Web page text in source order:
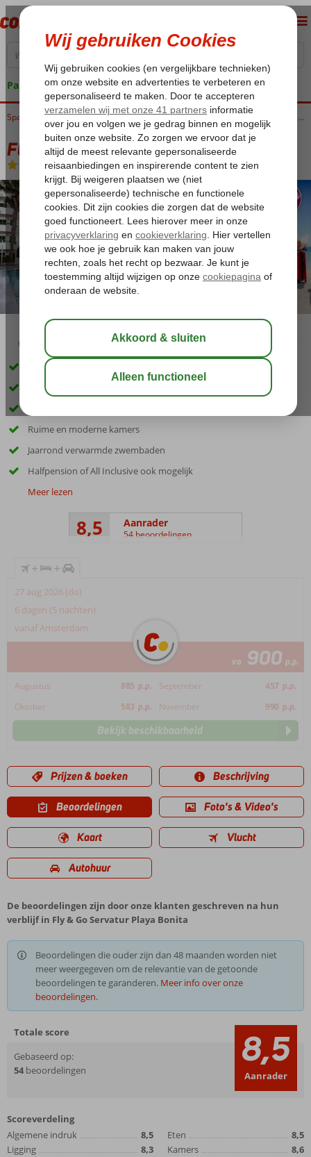
Pakketgarantie
Home Canarische Eilanden Gran Canaria Playa del Ingles Fly & Go Servatur Playa Bonita
Fly & Go Servatur Playa Bonita
Logies en ontbijt -Hotel
04:20 aug 28°C
Inclusief huurauto
Ideaal voor het hele gezin
Ruime en moderne kamers
Jaarrond verwarmde zwembaden
Halfpension of All Inclusive ook mogelijk
Meer lezen
8,5 Aanrader
54 beoordelingen
+ +
27 aug 2026 (do)
6 dagen (5 nachten)
vanaf Amsterdam
va 900 p.p.
Augustus 885 p.p. September 457 p.p.
Oktober
583 p.p. November 990 p.p.
Bekijk beschikbaarheid
Prijzen & boeken Beschrijving
Beoordelingen Foto's & Video's
Kaart Vlucht
Autohuur
De beoordelingen zijn door onze klanten geschreven na hun
verblijf in Fly & Go Servatur Playa Bonita
Beoordelingen die ouder zijn dan 48 maanden worden niet
meer weergegeven om de relevantie van de getoonde
beoordelingen te garanderen. Meer info over onze
beoordelingen.
Totale score
Gebaseerd op:
54 beoordelingen 8,5
Aanrader
Scoreverdeling
Algemene indruk
8,5
Ligging
8,3
Eten
8,5
Kamers
8,6